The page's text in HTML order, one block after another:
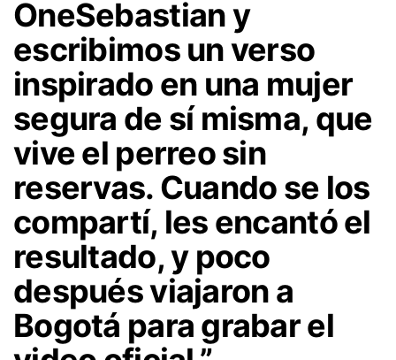
OneSebastian y
escribimos un verso
inspirado en una mujer
segura de sí misma, que
vive el perreo sin
reservas. Cuando se los
compartí, les encantó el
resultado, y poco
después viajaron a
Bogotá para grabar el